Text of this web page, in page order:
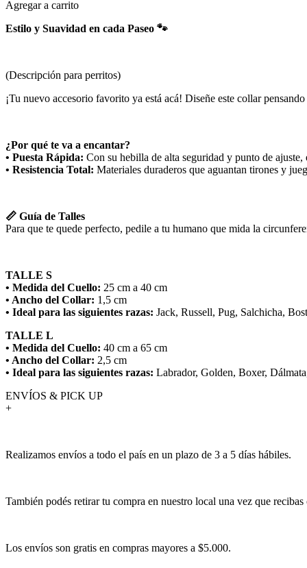
Agregar a carrito
Estilo y Suavidad en cada Paseo 🐾
(Descripción para perritos)
¡Tu nuevo accesorio favorito ya está acá! Diseñe este collar
¿Por qué te va a encantar?
• Puesta Rápida: Con su hebilla de alta seguridad y punto de ajuste,
• Resistencia Total: Materiales duraderos que aguantan tirones y
📏 Guía de Talles
Para que te quede perfecto, pedile a tu humano que mida la
TALLE S
• Medida del Cuello: 25 cm a 40 cm
• Ancho del Collar: 1,5 cm
• Ideal para las siguientes razas: Jack, Russell, Pug, Salchicha,
TALLE L
• Medida del Cuello: 40 cm a 65 cm
• Ancho del Collar: 2,5 cm
• Ideal para las siguientes razas: Labrador, Golden, Boxer,
ENVÍOS & PICK UP
+
Realizamos envíos a todo el país en un plazo de 3 a 5 días hábiles.
También podés retirar tu compra en nuestro local una vez que
Los envíos son gratis en compras mayores a $5.000.